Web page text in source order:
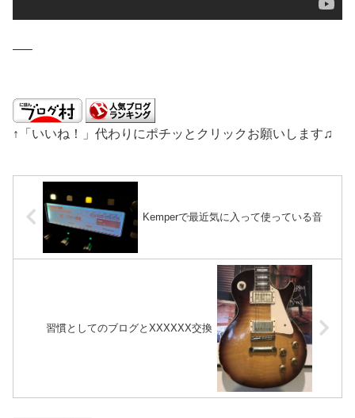
—–
↑「いいね！」代わりにポチッとクリックお願いします♫
Kemperで最近気に入って使っている音
習慣としてのブログとXXXXXX交換